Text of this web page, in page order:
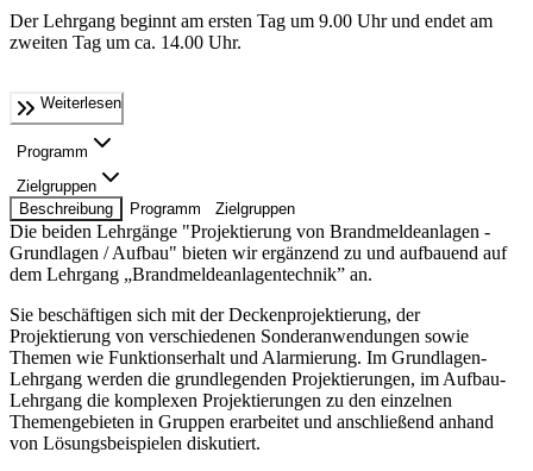
Der Lehrgang beginnt am ersten Tag um 9.00 Uhr und endet am
zweiten Tag um ca. 14.00 Uhr.
Weiterlesen
Programm
Zielgruppen
Beschreibung
Programm Zielgruppen
Die beiden Lehrgänge "Projektierung von Brandmeldeanlagen -
Grundlagen / Aufbau" bieten wir ergänzend zu und aufbauend auf
dem Lehrgang „Brandmeldeanlagentechnik” an.
Sie beschäftigen sich mit der Deckenprojektierung, der
Projektierung von verschiedenen Sonderanwendungen sowie
Themen wie Funktionserhalt und Alarmierung. Im Grundlagen-
Lehrgang werden die grundlegenden Projektierungen, im Aufbau-
Lehrgang die komplexen Projektierungen zu den einzelnen
Themengebieten in Gruppen erarbeitet und anschließend anhand
von Lösungsbeispielen diskutiert.